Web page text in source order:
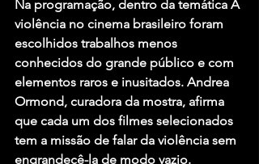
Na programação, dentro da temática A
violência no cinema brasileiro foram
escolhidos trabalhos menos
conhecidos do grande público e com
elementos raros e inusitados. Andrea
Ormond, curadora da mostra, afirma
que cada um dos filmes selecionados
tem a missão de falar da violência sem
engrandecê-la de modo vazio.